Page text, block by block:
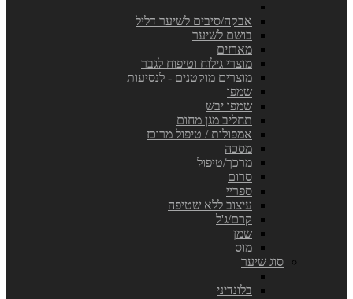
אבקה/סיבים לשיער דליל
בושם לשיער
מארזים
מוצרי גילוח וטיפוח לגבר
מוצרים מוקטנים - לנסיעות
שמפו
שמפו יבש
תחליב מגן מחום
אמפולות / טיפול מרוכז
מסכה
מרכך/טיפול
סרום
ספריי
עיצוב ללא שטיפה
קרם/ג'ל
שמן
מוס
סוג שיער
בלונדיני